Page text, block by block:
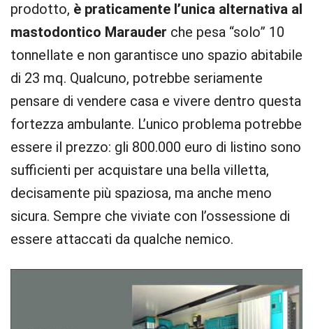
prodotto, è praticamente l’unica alternativa al
mastodontico Marauder che pesa “solo” 10
tonnellate e non garantisce uno spazio abitabile
di 23 mq. Qualcuno, potrebbe seriamente
pensare di vendere casa e vivere dentro questa
fortezza ambulante. L’unico problema potrebbe
essere il prezzo: gli 800.000 euro di listino sono
sufficienti per acquistare una bella villetta,
decisamente più spaziosa, ma anche meno
sicura. Sempre che viviate con l’ossessione di
essere attaccati da qualche nemico.